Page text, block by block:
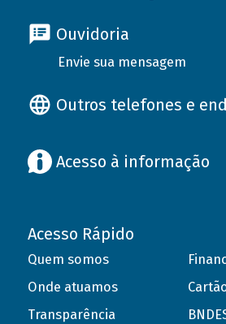
Ouvidoria
Envie sua mensagem
Outros telefones e
Acesso à informação
Acesso Rápido
Quem somos
Onde atuamos
Transparência